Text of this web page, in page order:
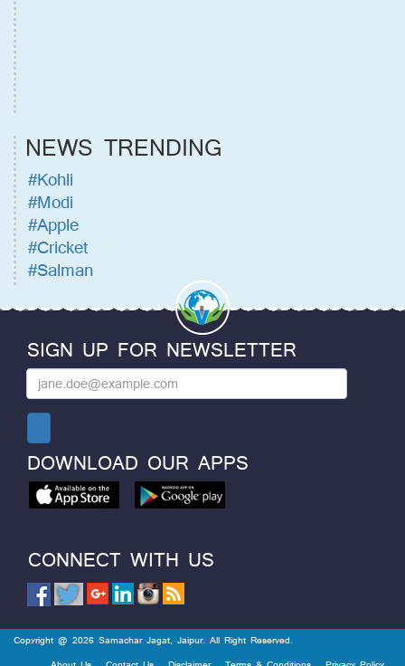
NEWS TRENDING
#Kohli
#Modi
#Apple
#Cricket
#Salman
SIGN UP FOR NEWSLETTER
DOWNLOAD OUR APPS
CONNECT WITH US
Copyright @ 2026 Samachar Jagat, Jaipur. All Right Reserved.